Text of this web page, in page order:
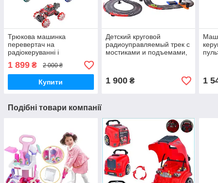
Трюкова машинка
перевертач на
радіокеруванні і
керування від руки, USB-
заряд, дим
1 899 ₴ 2 000 ₴
Купити
Детский круговой
радиоуправляемый трек с
мостиками и подъемами,
1 900₴ 1
Подібні товари компанії